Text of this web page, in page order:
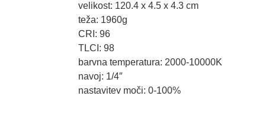
velikost: 120.4 x 4.5 x 4.3 cm
teža: 1960g
CRI: 96
TLCI: 98
barvna temperatura: 2000-10000K
navoj: 1/4″
nastavitev moči: 0-100%